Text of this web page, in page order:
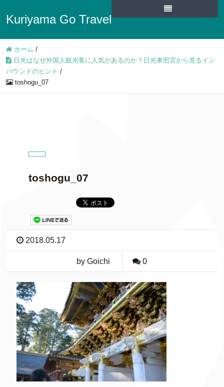
Kuriyama Go Travel
ホーム /
日光はなぜ外国人観光客に人気があるのか？日光東照宮から見るイン
バウンドのヒント /
toshogu_07
toshogu_07
2018.05.17
by Goichi 0